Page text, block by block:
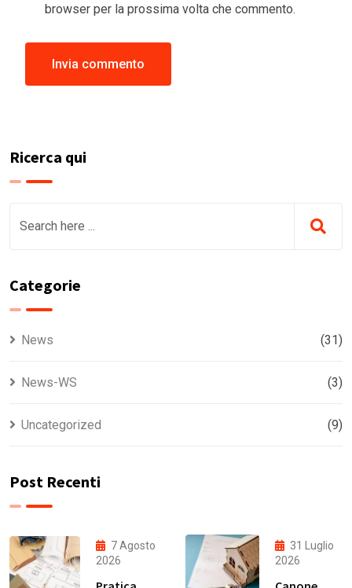
browser per la prossima volta che commento.
Ricerca qui
Categorie
News (31)
News-WS (3)
Uncategorized (9)
Post Recenti
7 Agosto
2026
31 Luglio
2026